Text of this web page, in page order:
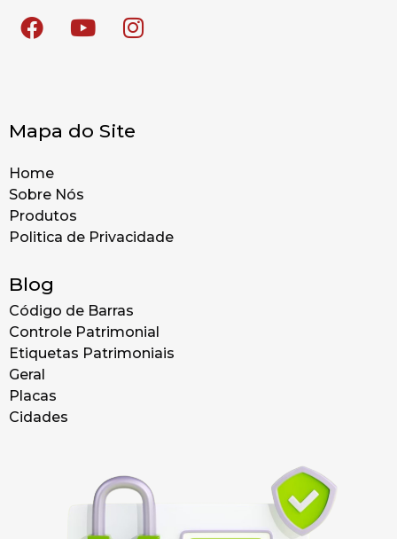
Mapa do Site
Home
Sobre Nós
Produtos
Politica de Privacidade
Blog
Código de Barras
Controle Patrimonial
Etiquetas Patrimoniais
Geral
Placas
Cidades